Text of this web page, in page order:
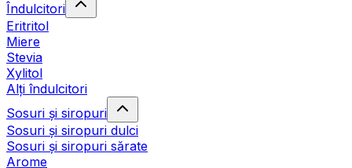
Îndulcitori
Eritritol
Miere
Stevia
Xylitol
Alți îndulcitori
Sosuri și siropuri
Sosuri și siropuri dulci
Sosuri și siropuri sărate
Arome